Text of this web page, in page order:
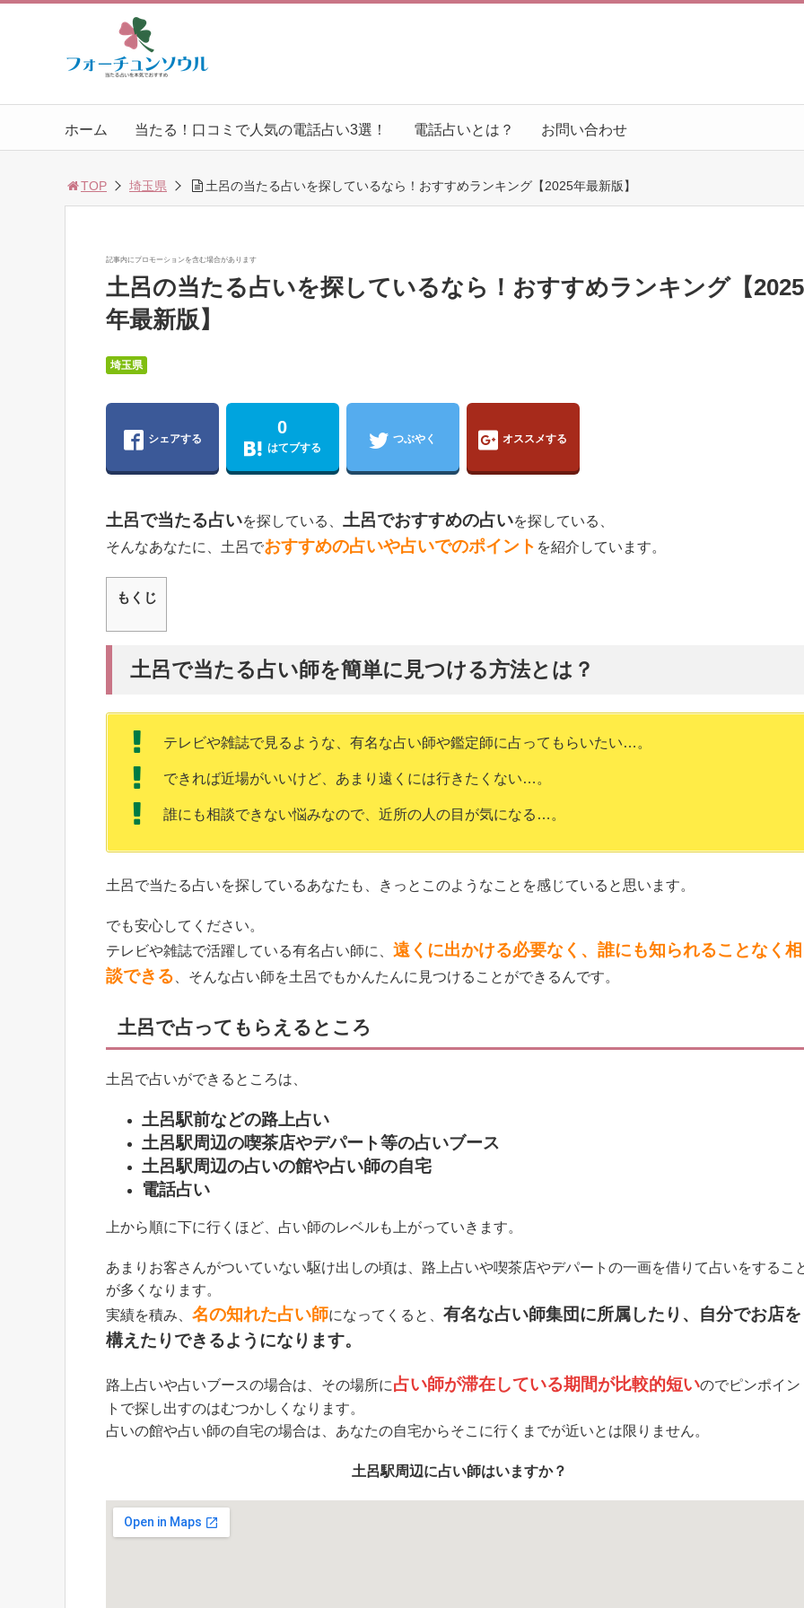
ホーム 当たる！口コミで人気の電話占い3選！ 電話占いとは？ お問い合わせ
TOP 埼玉県 土呂の当たる占いを探しているなら！おすすめランキング【2025年最新版】
記事内にプロモーションを含む場合があります
土呂の当たる占いを探しているなら！おすすめランキング【2025
年最新版】
埼玉県
シェアする
0
はてブする
つぶやく オススメする
土呂で当たる占いを探している、 土呂でおすすめの占いを探している、
そんなあなたに、土呂でおすすめの占いや占いでのポイント を紹介しています。
もくじ
土呂で当たる占い師を簡単に見つける方法とは？
テレビや雑誌で見るような、有名な占い師や鑑定師に占ってもらいたい…。
できれば近場がいいけど、あまり遠くには行きたくない…。
誰にも相談できない悩みなので、近所の人の目が気になる…。
土呂で当たる占いを探しているあなたも、きっとこのようなことを感じていると思います。
でも安心してください。
テレビや雑誌で活躍している有名占い師に、 遠くに出かける必要なく、誰にも知られることなく相
談できる 、そんな占い師を土呂でもかんたんに見つけることができるんです。
土呂で占ってもらえるところ
土呂で占いができるところは、
土呂駅前などの路上占い
土呂駅周辺の喫茶店やデパート等の占いブース
土呂駅周辺の占いの館や占い師の自宅
電話占い
上から順に下に行くほど、占い師のレベルも上がっていきます。
あまりお客さんがついていない駆け出しの頃は、路上占いや喫茶店やデパートの一画を借りて占いをするこ
が多くなります。
実績を積み、 名の知れた占い師になってくると、 有名な占い師集団に所属したり、自分でお店を
構えたりできるようになります。
路上占いや占いブースの場合は、その場所に占い師が滞在している期間が比較的短いのでピンポイン
トで探し出すのはむつかしくなります。
占いの館や占い師の自宅の場合は、あなたの自宅からそこに行くまでが近いとは限りません。
土呂駅周辺に占い師はいますか？